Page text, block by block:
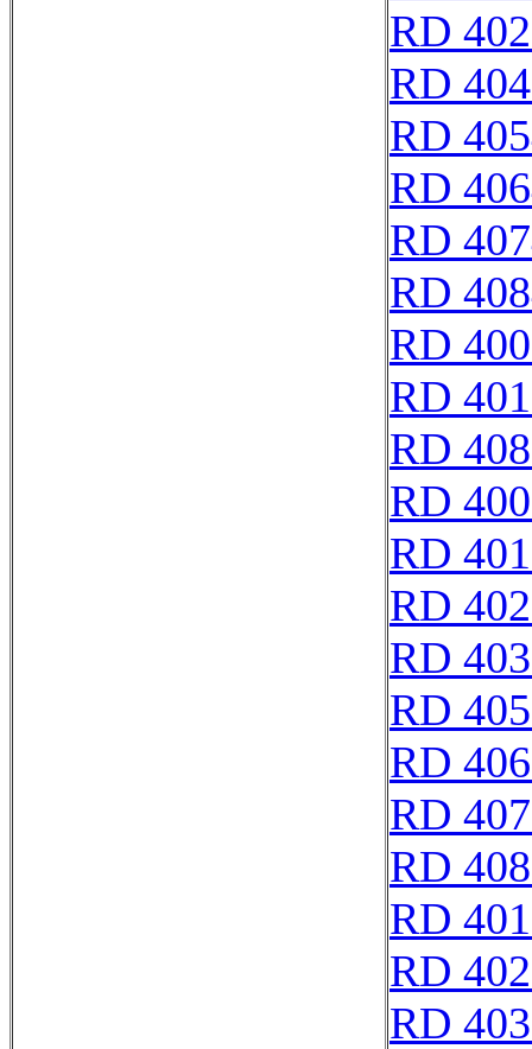
RD
RD
RD
RD
RD
RD
RD
RD
RD
RD
RD
RD
RD
RD
RD
RD
RD
RD
RD
RD